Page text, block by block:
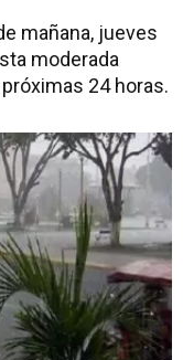
mañana, jueves
moderada
24 horas.